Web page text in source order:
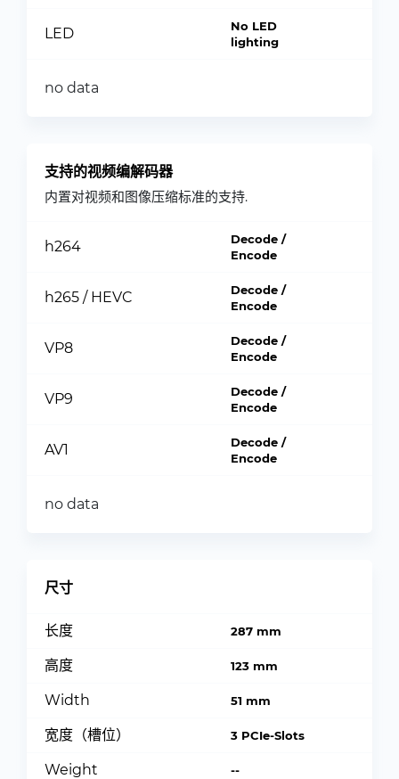
LED
No LED
lighting
no data
支持的视频编解码器
内置对视频和图像压缩标准的支持.
h264
Decode /
Encode
h265 / HEVC
Decode /
Encode
VP8
Decode /
Encode
VP9
Decode /
Encode
AV1
Decode /
Encode
no data
尺寸
长度 287 mm
高度 123 mm
Width 51 mm
宽度（槽位） 3 PCIe-Slots
Weight --